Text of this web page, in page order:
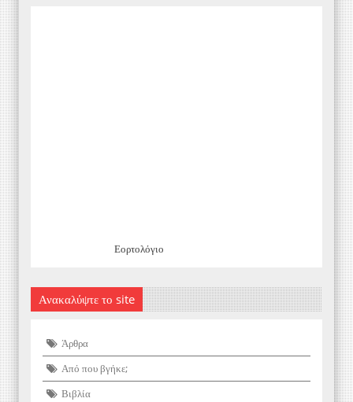
Εορτολόγιο
Ανακαλύψτε το site
Άρθρα
Από που βγήκε;
Βιβλία